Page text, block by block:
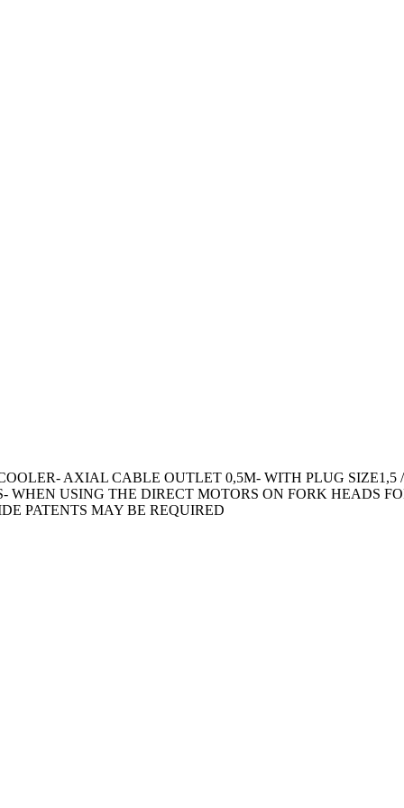
AXIAL CABLE OUTLET 0,5M- WITH PLUG
WHEN USING THE DIRECT MOTORS ON FORK HEADS
PATENTS MAY BE REQUIRED